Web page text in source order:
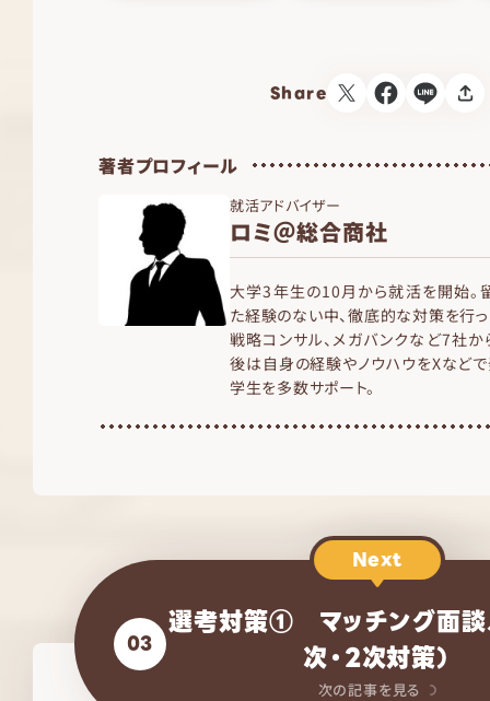
Share
著者プロフィール
就活アドバイザー
ロミ＠総合商社
大学3年生の10月から就活を開始。
た経験のない中、徹底的な対策を行
戦略コンサル、メガバンクなど7社
後は自身の経験やノウハウをXなど
学生を多数サポート。
03
Next
選考対策① マッチング面談
次・2次対策）
次の記事を見る